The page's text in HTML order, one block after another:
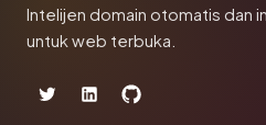
Intelijen domain otomatis dan
untuk web terbuka.